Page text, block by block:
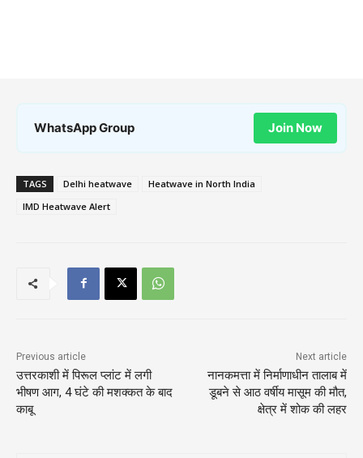
WhatsApp Group Join Now
TAGS Delhi heatwave
Heatwave in North India
IMD Heatwave Alert
Previous article
उत्तरकाशी में पिरूल प्लांट में लगी
भीषण आग, 4 घंटे की मशक्कत के बाद
काबू
Next article
नानकमत्ता में निर्माणाधीन तालाब में
डूबने से आठ वर्षीय मासूम की मौत,
क्षेत्र में शोक की लहर